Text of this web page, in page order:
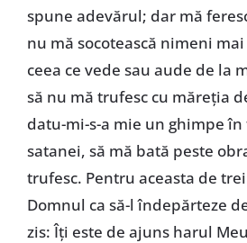
spune adevărul; dar mă
nu mă socotească nimeni
ceea ce vede sau aude de la
să nu mă trufesc cu măreția
datu-mi-s-a mie un ghimpe
satanei, să mă bată peste
trufesc. Pentru aceasta de
Domnul ca să-l îndepărteze
zis: Îți este de ajuns harul